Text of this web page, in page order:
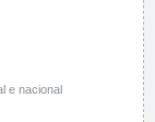
e nacional